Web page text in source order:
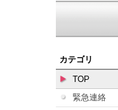
カテゴリ
TOP
緊急連絡